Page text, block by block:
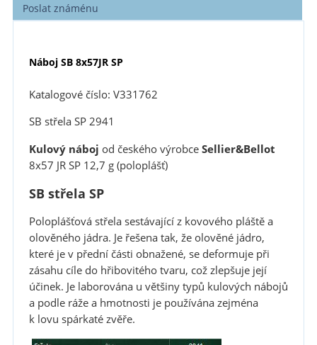
Poslat známénu
Náboj SB 8x57JR SP
Katalogové číslo: V331762
SB střela SP 2941
Kulový náboj od českého výrobceSellier&Bellot
8x57 JR SP 12,7 g (poloplášť)
SB střela SP
Poloplášťová střela sestávající z kovového pláště a
olověného jádra. Je řešena tak, že olověné jádro,
které je v přední části obnažené, se deformuje při
zásahu cíle do hřibovitého tvaru, což zlepšuje její
účinek. Je laborována u většiny typů kulových nábojů
a podle ráže a hmotnosti je používána zejména
k lovu spárkaté zvěře.